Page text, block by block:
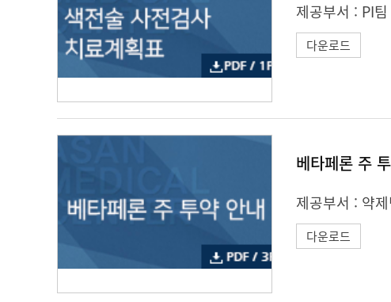
제공부서 : PI팀
다운로드
베타페론 주
제공부서 : 약
다운로드